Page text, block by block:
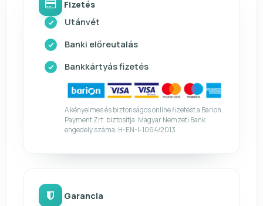
Fizetés
Utánvét
Banki előreutalás
Bankkártyás fizetés
A kényelmes és biztonságos online fizetést a Barion
Payment Zrt. biztosítja. Magyar Nemzeti Bank
engedély száma: H-EN-I-1064/2013
Garancia